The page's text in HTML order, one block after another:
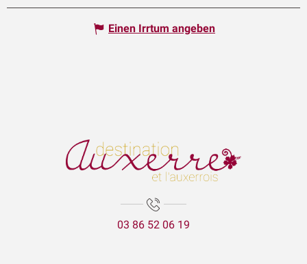
Einen Irrtum angeben
03 86 52 06 19